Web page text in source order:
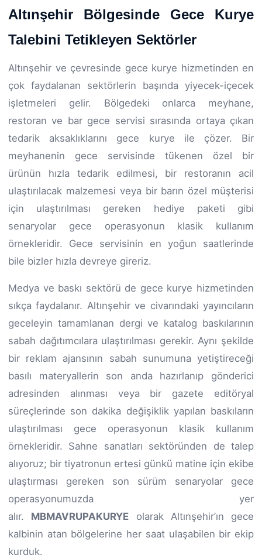
Altınşehir Bölgesinde Gece Kurye
Talebini Tetikleyen Sektörler
Altınşehir ve çevresinde gece kurye hizmetinden en
çok faydalanan sektörlerin başında yiyecek-içecek
işletmeleri gelir. Bölgedeki onlarca meyhane,
restoran ve bar gece servisi sırasında ortaya çıkan
tedarik aksaklıklarını gece kurye ile çözer. Bir
meyhanenin gece servisinde tükenen özel bir
ürünün hızla tedarik edilmesi, bir restoranın acil
ulaştırılacak malzemesi veya bir barın özel müşterisi
için ulaştırılması gereken hediye paketi gibi
senaryolar gece operasyonun klasik kullanım
örnekleridir. Gece servisinin en yoğun saatlerinde
bile bizler hızla devreye gireriz.
Medya ve baskı sektörü de gece kurye hizmetinden
sıkça faydalanır. Altınşehir ve civarındaki yayıncıların
geceleyin tamamlanan dergi ve katalog baskılarının
sabah dağıtımcılara ulaştırılması gerekir. Aynı şekilde
bir reklam ajansının sabah sunumuna yetiştireceği
basılı materyallerin son anda hazırlanıp gönderici
adresinden alınması veya bir gazete editöryal
süreçlerinde son dakika değişiklik yapılan baskıların
ulaştırılması gece operasyonun klasik kullanım
örnekleridir. Sahne sanatları sektöründen de talep
alıyoruz; bir tiyatronun ertesi günkü matine için ekibe
ulaştırması gereken son sürüm senaryolar gece
operasyonumuzda yer
alır. MBMAVRUPAKURYE olarak Altınşehir’ın gece
kalbinin atan bölgelerine her saat ulaşabilen bir ekip
kurduk.